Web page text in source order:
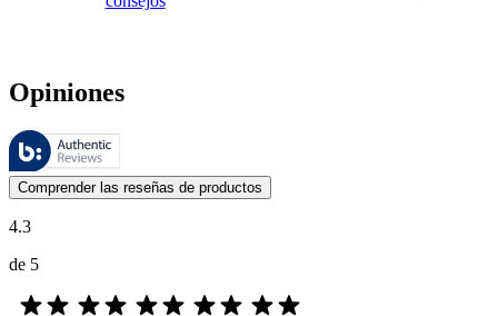
Opiniones
Estas reseñas las gestiona Bazaarvoice y cumplen con la política de
Las opiniones de los clientes en forma de reseñas de productos y
Comprender las reseñas de productos
4.3
de 5